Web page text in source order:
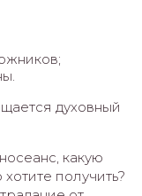
духовный
какую
получить?